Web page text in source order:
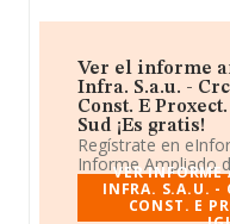
Ver el informe
Infra. S.a.u. - Crc
Const. E
Sud ¡Es gratis!
Regístrate en
Informe Ampliado
VER INFORME
INFRA. S.A.U. -
CONST. E